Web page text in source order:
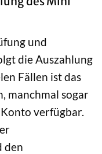
und
die Auszahlung
Fällen ist das
manchmal sogar
verfügbar.
den